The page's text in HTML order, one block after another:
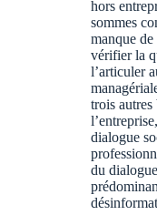
hors
sommes
manque
vérifier la
l’articuler
trois autres
dialogue
du